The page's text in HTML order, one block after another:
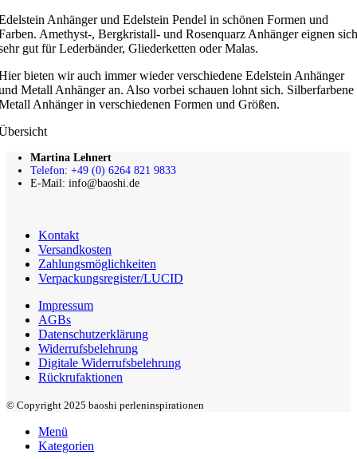
Anhänger und Edelstein Pendel in schönen Formen und
Amethyst-, Bergkristall- und Rosenquarz Anhänger eignen sich
gut für Lederbänder, Gliederketten oder Malas.
bieten wir auch immer wieder verschiedene Edelstein Anhänger
Metall Anhänger an. Also vorbei schauen lohnt sich. Silberfarbene
Anhänger in verschiedenen Formen und Größen.
Martina Lehnert
Telefon: +49 (0) 6264 821 9833
E-Mail: info@baoshi.de
Kontakt
Versandkosten
Zahlungsmöglichkeiten
Verpackungsregister/LUCID
Impressum
AGBs
Datenschutzerklärung
Widerrufsbelehrung
Digitale Widerrufsbelehrung
Rückrufaktionen
© Copyright 2025 baoshi perleninspirationen
Menü
Kategorien